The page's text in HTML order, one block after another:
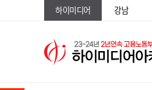
하이미디어 강남